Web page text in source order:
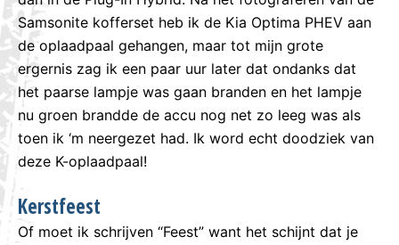
Samsonite kofferset heb ik de Kia Optima PHEV aan
de oplaadpaal gehangen, maar tot mijn grote
ergernis zag ik een paar uur later dat ondanks dat
het paarse lampje was gaan branden en het lampje
nu groen brandde de accu nog net zo leeg was als
toen ik ‘m neergezet had. Ik word echt doodziek van
deze K-oplaadpaal!
Kerstfeest
Of moet ik schrijven “Feest” want het schijnt dat je